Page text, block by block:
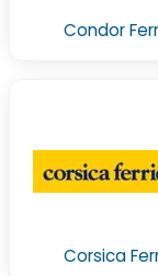
Condor
Corsica